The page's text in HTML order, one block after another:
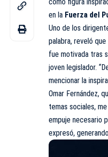
en la Fuerza del
Uno de los
palabra, reveló
fue motivada tras
joven legislador.
mencionar la
Omar Fernández,
temas sociales,
empuje necesario
expresó,